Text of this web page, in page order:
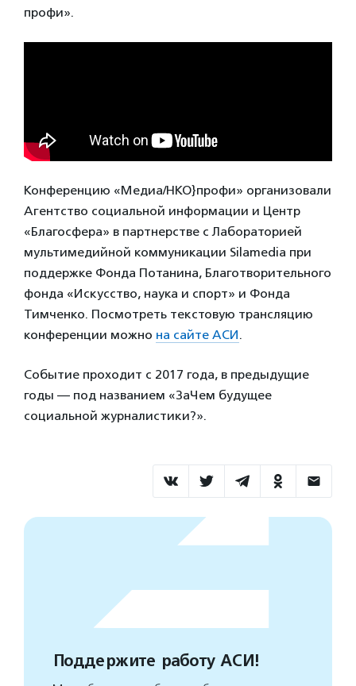
профи».
Конференцию «Медиа/НКО}профи» организовали
Агентство социальной информации и Центр
«Благосфера» в партнерстве с Лабораторией
мультимедийной коммуникации Silamedia при
поддержке Фонда Потанина, Благотворительного
фонда «Искусство, наука и спорт» и Фонда
Тимченко. Посмотреть текстовую трансляцию
конференции можно на сайте АСИ.
Событие проходит с 2017 года, в предыдущие
годы — под названием «ЗаЧем будущее
социальной журналистики?».
Поддержите работу АСИ!